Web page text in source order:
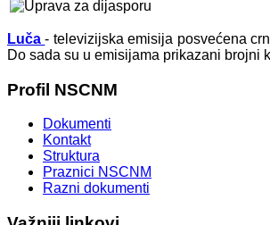
Luča - televizijska emisija posvećena
Do sada su u emisijama prikazani brojni
Profil NSCNM
Dokumenti
Kontakt
Struktura
Praznici NSCNM
Razni dokumenti